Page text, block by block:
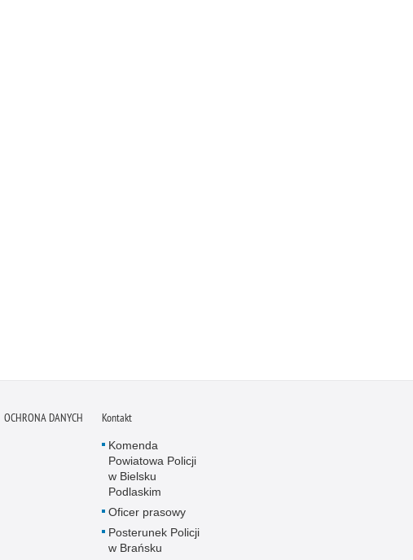
OCHRONA DANYCH Kontakt
Komenda
Powiatowa Policji
w Bielsku
Podlaskim
Oficer prasowy
Posterunek Policji
w Brańsku